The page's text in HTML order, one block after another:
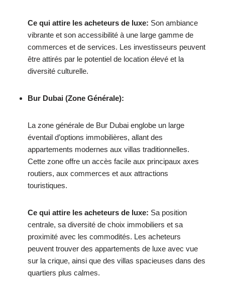
Ce qui attire les acheteurs de luxe: Son ambiance
vibrante et son accessibilité à une large gamme de
commerces et de services. Les investisseurs peuvent
être attirés par le potentiel de location élevé et la
diversité culturelle.
Bur Dubai (Zone Générale):
La zone générale de Bur Dubai englobe un large
éventail d’options immobilières, allant des
appartements modernes aux villas traditionnelles.
Cette zone offre un accès facile aux principaux axes
routiers, aux commerces et aux attractions
touristiques.
Ce qui attire les acheteurs de luxe: Sa position
centrale, sa diversité de choix immobiliers et sa
proximité avec les commodités. Les acheteurs
peuvent trouver des appartements de luxe avec vue
sur la crique, ainsi que des villas spacieuses dans des
quartiers plus calmes.